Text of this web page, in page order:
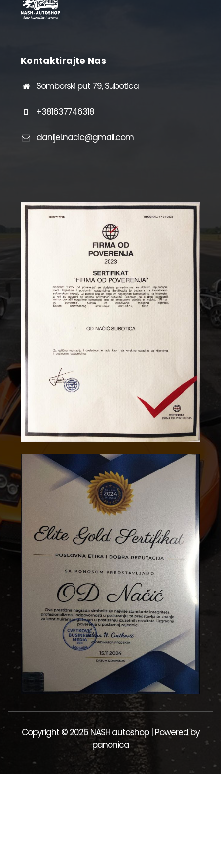
Kontaktirajte Nas
Somborski put 79, Subotica
+381637746318
danijel.nacic@gmail.com
Copyright © 2026 NASH autoshop | Powered by
panonica